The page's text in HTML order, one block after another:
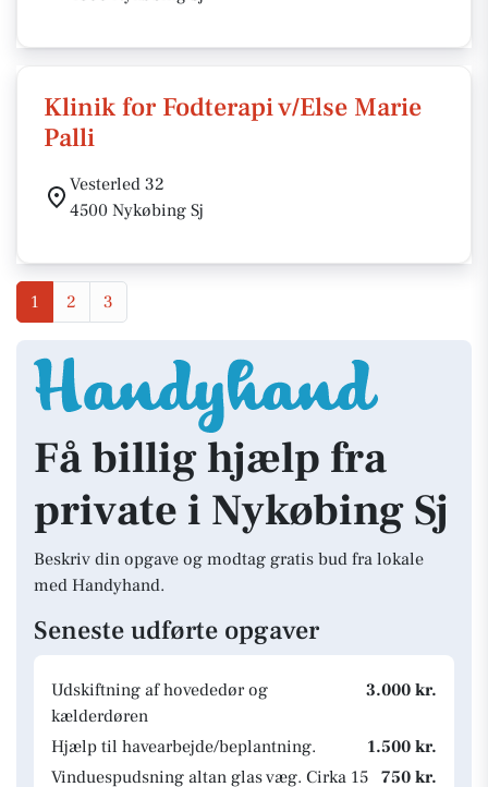
Klinik for Fodterapi v/Else Marie
Palli
Vesterled 32
4500 Nykøbing Sj
1 2 3
Få billig hjælp fra
private i Nykøbing Sj
Beskriv din opgave og modtag gratis bud fra lokale
med Handyhand.
Seneste udførte opgaver
Udskiftning af hovededør og
kælderdøren
3.000 kr.
Hjælp til havearbejde/beplantning.
1.500 kr.
Vinduespudsning altan glas væg. Cirka 15 750 kr.